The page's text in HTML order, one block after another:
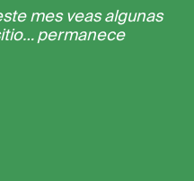
mes veas algunas
permanece